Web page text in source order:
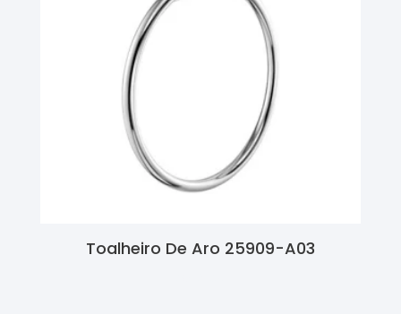
Toalheiro De Aro 25909-A03